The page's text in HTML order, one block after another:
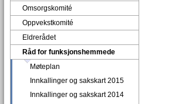
Omsorgskomité
Oppvekstkomité
Eldrerådet
Råd for funksjonshemmede
Møteplan
Innkallinger og sakskart 2015
Innkallinger og sakskart 2014